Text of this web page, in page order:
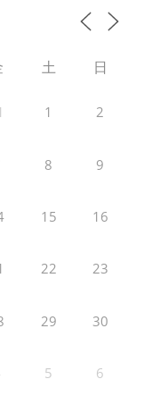
土 日
1 2
8 9
15 16
22 23
29 30
5 6